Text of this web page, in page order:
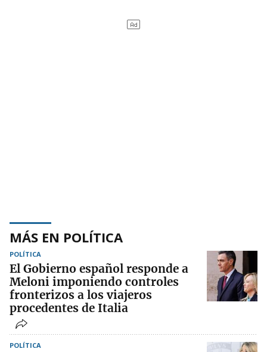
MÁS EN POLÍTICA
POLÍTICA
El Gobierno español responde a
Meloni imponiendo controles
fronterizos a los viajeros
procedentes de Italia
POLÍTICA